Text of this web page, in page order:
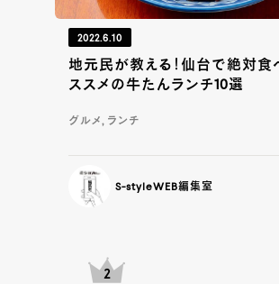
2022.6.10
地元民が教える！仙台で絶対食
ススメの牛たんランチ10選
グルメ, ランチ
S-styleWEB編集室